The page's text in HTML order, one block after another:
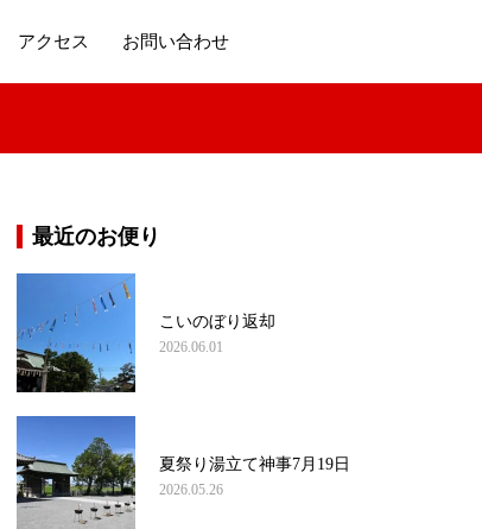
アクセス お問い合わせ
最近のお便り
こいのぼり返却
2026.06.01
夏祭り湯立て神事7月19日
2026.05.26